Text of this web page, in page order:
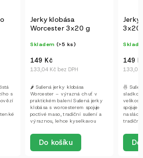
s
Jerky klobása
Worcester 3x20 g
Skladem (>5 ks)
133,04 Kč bez DPH
149 Kč
Do košíku
🌶️ Sušená jerky klobása
Worcester – výrazná chuť v
praktickém balení Sušená jerky
klobása s worcesterem spojuje
poctivé maso, tradiční sušení a
výraznou, lehce kyselkavou
Jerky
3x20
133,04
149
🍜
velikosti
spojuje
tradiční